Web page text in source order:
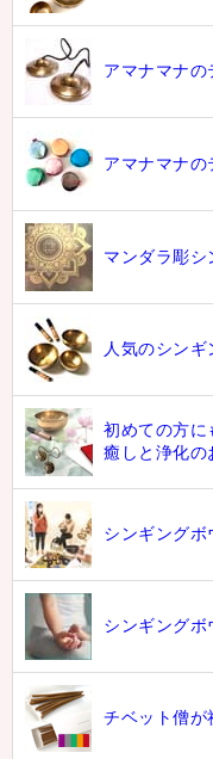
アマナマナの
アマナマナの
マンダラ彫シ
人気のシン
初めての方に
癒しと浄化の
シンギングボ
シンギングボ
チベット僧が